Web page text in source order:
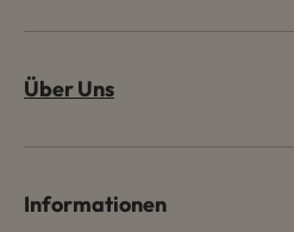
Über Uns
Informationen